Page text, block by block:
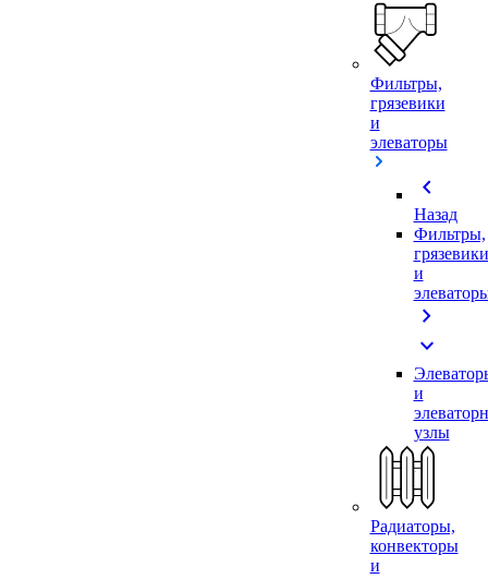
Фильтры,
грязевики
и
элеваторы
chevron_left
Назад
Фильтры,
грязевики
и
chevron_right
expand_more
и
узлы
Радиаторы,
конвекторы
и